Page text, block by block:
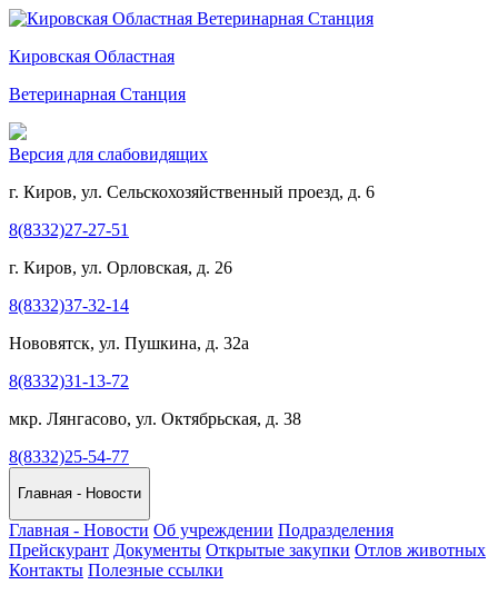
Кировская Областная
Ветеринарная Станция
Версия для слабовидящих
г. Киров, ул. Сельскохозяйственный проезд, д. 6
8(8332)27-27-51
г. Киров, ул. Орловская, д. 26
8(8332)37-32-14
Нововятск, ул. Пушкина, д. 32а
8(8332)31-13-72
мкр. Лянгасово, ул. Октябрьская, д. 38
8(8332)25-54-77
Главная - Новости
Главная - Новости Об учреждении Подразделения
Прейскурант Документы Открытые закупки Отлов животных
Контакты Полезные ссылки